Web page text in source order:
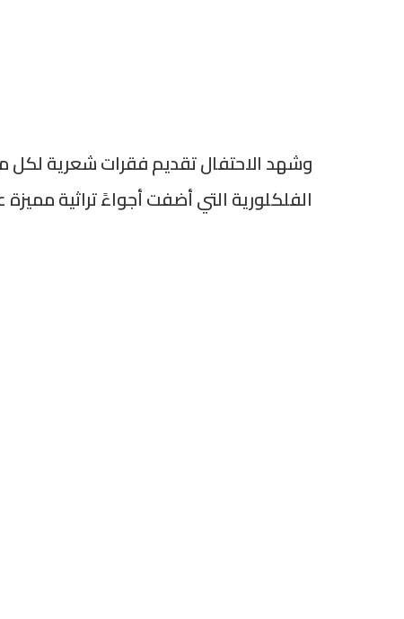
وشهد الاحتفال تقديم فقرات شعرية لكل
الفلكلورية التي أضفت أجواءً تراثية